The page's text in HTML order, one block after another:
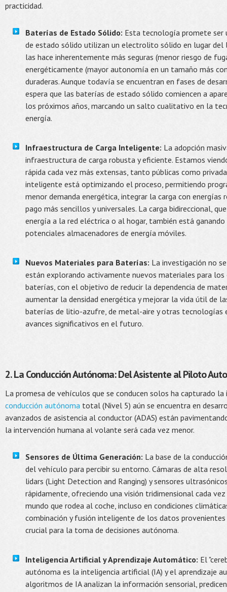
practicidad.
Baterías de Estado Sólido: Esta tecnología promete ser
de estado sólido utilizan un electrolito sólido en lugar del
las hace inherentemente más seguras (menor riesgo de
energéticamente (mayor autonomía en un tamaño más
duraderas. Aunque todavía se encuentran en fases de
espera que las baterías de estado sólido comiencen a
los próximos años, marcando un salto cualitativo en la
energía.
Infraestructura de Carga Inteligente: La adopción
infraestructura de carga robusta y eficiente. Estamos
rápida cada vez más extensas, tanto públicas como
inteligente está optimizando el proceso, permitiendo
menor demanda energética, integrar la carga con
pago más sencillos y universales. La carga bidireccional,
energía a la red eléctrica o al hogar, también está
potenciales almacenadores de energía móviles.
Nuevos Materiales para Baterías: La investigación no
están explorando activamente nuevos materiales para
baterías, con el objetivo de reducir la dependencia de
aumentar la densidad energética y mejorar la vida útil de
baterías de litio-azufre, de metal-aire y otras tecnologías
avances significativos en el futuro.
2. La Conducción Autónoma: Del Asistente al Piloto
La promesa de vehículos que se conducen solos ha capturado la
conducción autónoma total (Nivel 5) aún se encuentra en
avanzados de asistencia al conductor (ADAS) están
la intervención humana al volante será cada vez menor.
Sensores de Última Generación: La base de la
del vehículo para percibir su entorno. Cámaras de alta
lidars (Light Detection and Ranging) y sensores
rápidamente, ofreciendo una visión tridimensional cada
mundo que rodea al coche, incluso en condiciones
combinación y fusión inteligente de los datos
crucial para la toma de decisiones autónoma.
Inteligencia Artificial y Aprendizaje Automático: El
autónoma es la inteligencia artificial (IA) y el aprendizaje
algoritmos de IA analizan la información sensorial,